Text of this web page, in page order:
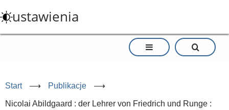
do
treści
ustawienia
Start ⟶ Publikacje ⟶
Nicolai Abildgaard : der Lehrer von Friedrich und Runge :